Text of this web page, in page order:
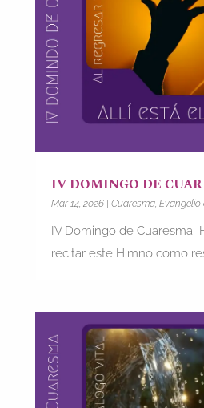
IV DOMINGO DE
Mar 14, 2026| Cuaresma, Evangelio
IV Domingo de Cuaresma
recitar este Himno como